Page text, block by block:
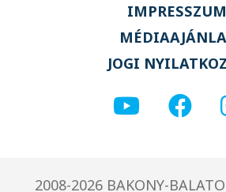
IMPRESSZUM
JOGI
2008-2026 BAKONY-